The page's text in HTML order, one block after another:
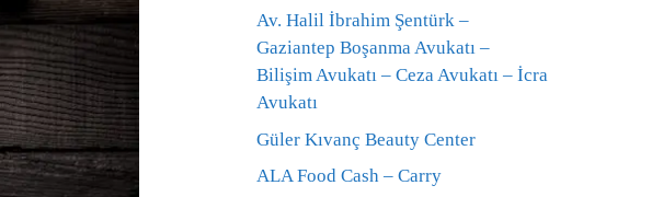
Av. Halil İbrahim Şentürk –
Gaziantep Boşanma Avukatı –
Bilişim Avukatı – Ceza Avukatı – İcra
Avukatı
Güler Kıvanç Beauty Center
ALA Food Cash – Carry